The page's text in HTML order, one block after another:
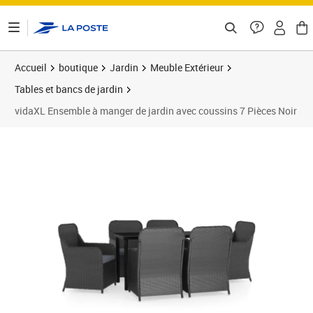
Accueil boutique Jardin
Meuble Extérieur
Tables et bancs de jardin
vidaXL Ensemble à manger de jardin avec coussins 7 Pièces Noir